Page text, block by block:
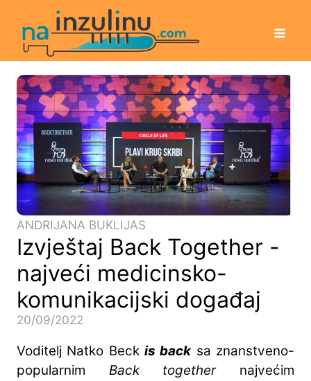
ANDRIJANA BUKLIJAS
Izvještaj Back Together -
najveći medicinsko-
komunikacijski događaj
20/09/2022
Voditelj Natko Beck is backsa znanstveno-
popularnim Back togethernajvećim